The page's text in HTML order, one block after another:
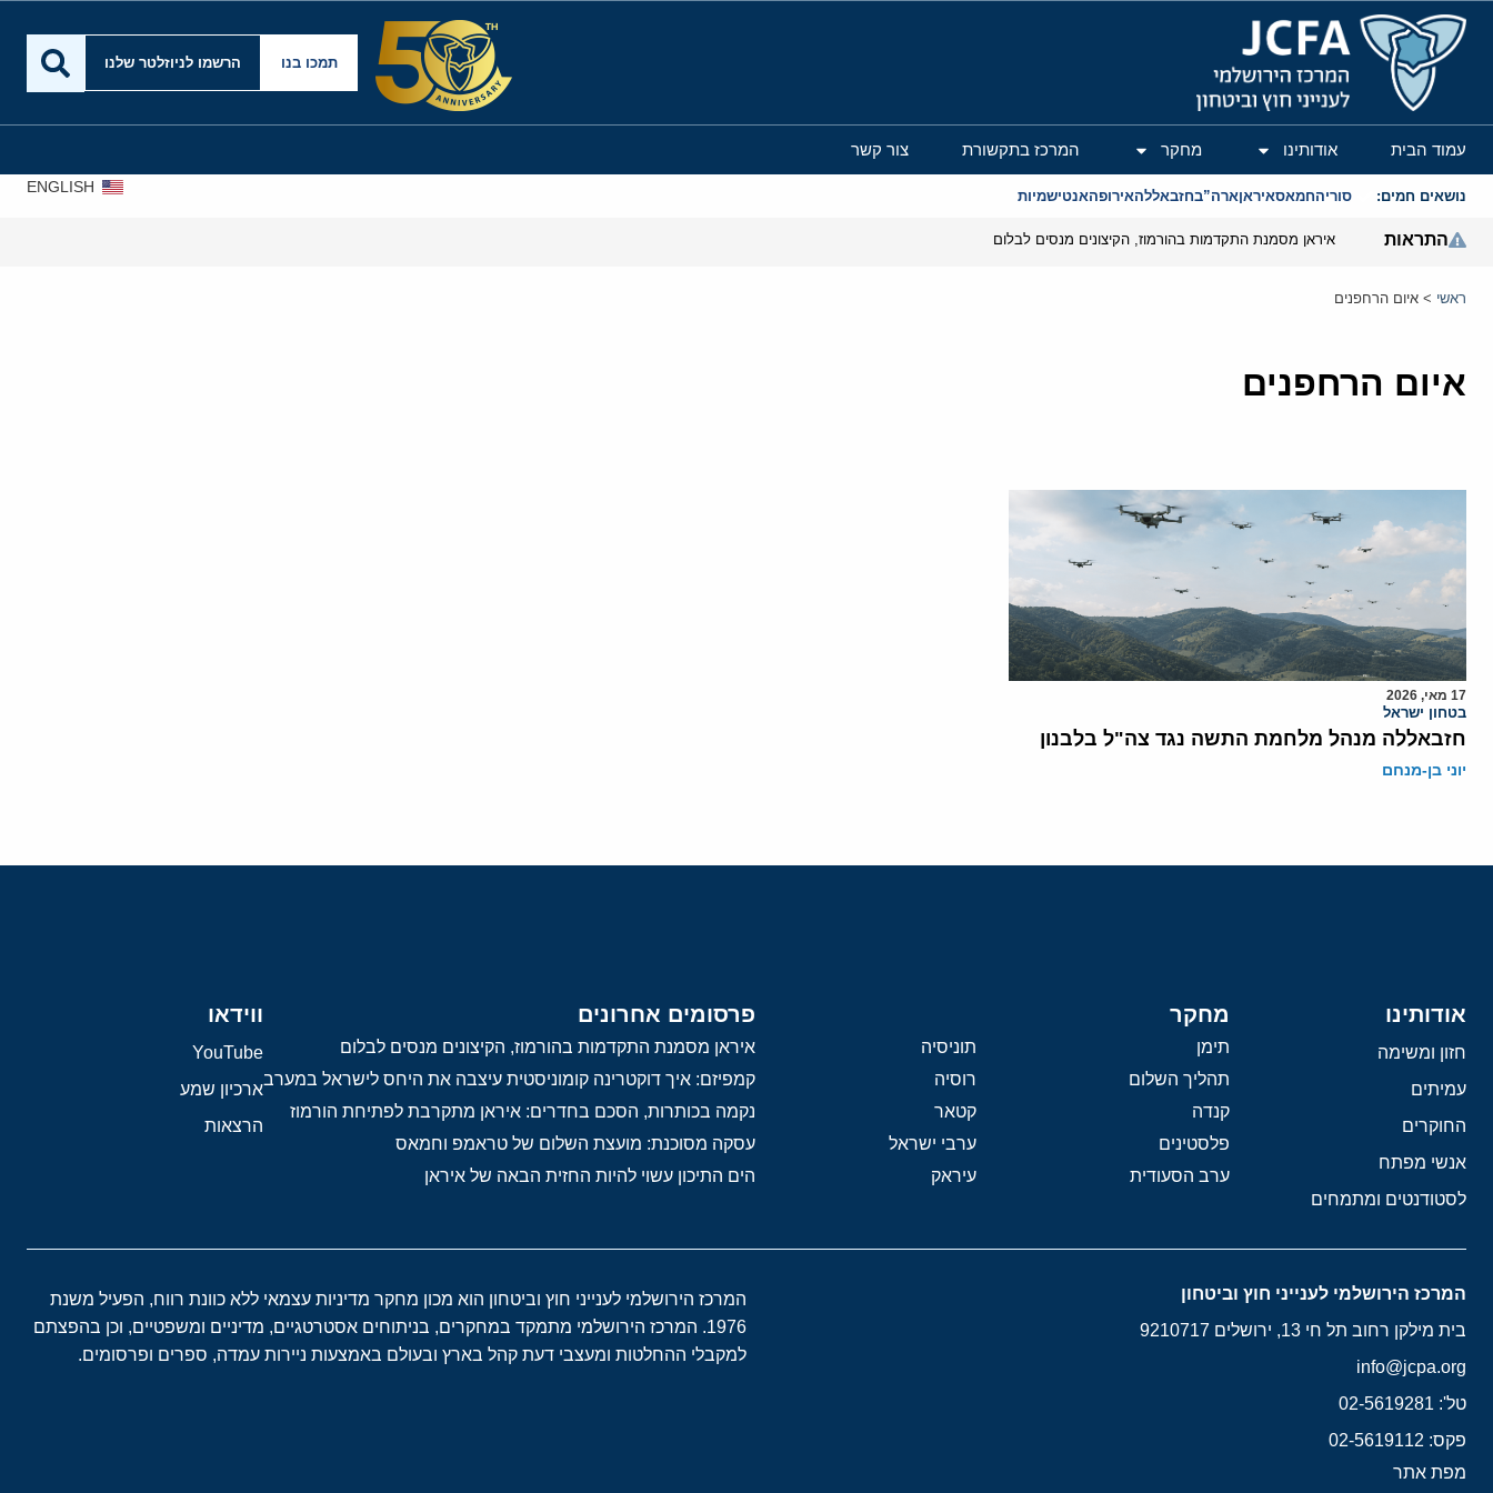
המרכז הירושלמי לענייני חוץ וביטחון
תמכו בנו הרשמו לניוזלטר שלנו
עמוד הבית אודותינו מחקר המרכז בתקשורת צור קשר
נושאים חמים: סוריהחמאסאיראןארה”בחזבאללהאירופהאנטישמיות
ENGLISH
התראות איראן מסמנת התקדמות בהורמוז, הקיצונים מנסים לבלום
ראשי > איום הרחפנים
איום הרחפנים
17 מאי, 2026
בטחון ישראל
חזבאללה מנהל מלחמת התשה נגד צה"ל בלבנון
יוני בן-מנחם
אודותינו
חזון ומשימה
עמיתים
החוקרים
אנשי מפתח
לסטודנטים ומתמחים
מחקר
תימן
תוניסיה
תהליך השלום
רוסיה
קנדה
קטאר
פלסטינים
ערבי ישראל
ערב הסעודית
עיראק
פרסומים אחרונים
איראן מסמנת התקדמות בהורמוז, הקיצונים מנסים לבלום
קמפיזם: איך דוקטרינה קומוניסטית עיצבה את היחס לישראל במערב
נקמה בכותרות, הסכם בחדרים: איראן מתקרבת לפתיחת הורמוז
עסקה מסוכנת: מועצת השלום של טראמפ וחמאס
הים התיכון עשוי להיות החזית הבאה של איראן
ווידאו
YouTube
ארכיון שמע
הרצאות
המרכז הירושלמי לענייני חוץ וביטחון
בית מילקן רחוב תל חי 13, ירושלים 9210717
info@jcpa.org
טל': 02-5619281
פקס: 02-5619112
מפת אתר
המרכז הירושלמי לענייני חוץ וביטחון הוא מכון מחקר מדיניות עצמאי ללא כוונת רווח, הפעיל משנת
1976. המרכז הירושלמי מתמקד במחקרים, בניתוחים אסטרטגיים, מדיניים ומשפטיים, וכן בהפצתם
למקבלי ההחלטות ומעצבי דעת קהל בארץ ובעולם באמצעות ניירות עמדה, ספרים ופרסומים.